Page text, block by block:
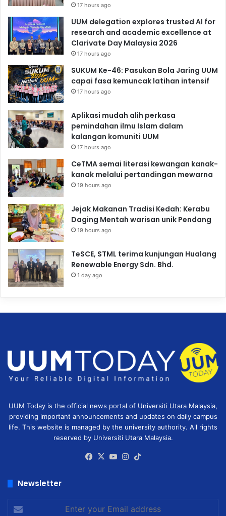
17 hours ago
UUM delegation explores trusted AI for
research and academic excellence at
Clarivate Day Malaysia 2026
17 hours ago
SUKUM Ke-46: Pasukan Bola Jaring UUM
capai fasa kemuncak latihan intensif
17 hours ago
Aplikasi mudah alih perkasa
pemindahan ilmu Islam dalam
kalangan komuniti UUM
17 hours ago
CeTMA semai literasi kewangan kanak-
kanak melalui pertandingan mewarna
19 hours ago
Jejak Makanan Tradisi Kedah: Kerabu
Daging Mentah warisan unik Pendang
19 hours ago
TeSCE, STML terima kunjungan Hualang
Renewable Energy Sdn. Bhd.
1 day ago
UUM Today is the official news portal of Universiti Utara Malaysia,
providing important announcements and updates on daily campus
life. This website is managed by the university authority. All rights
reserved by Universiti Utara Malaysia.
Facebook
X YouTubeInstagram
Newsletter